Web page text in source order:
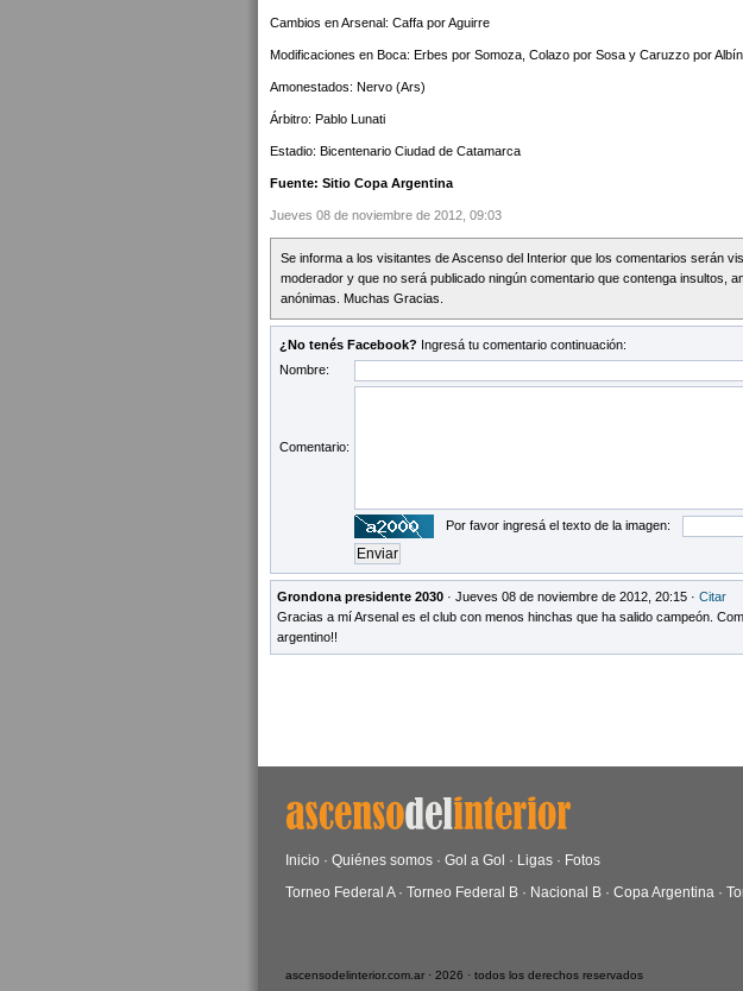
Cambios en Arsenal: Caffa por Aguirre
Modificaciones en Boca: Erbes por Somoza, Colazo por Sosa y Caruzzo por Albín
Amonestados: Nervo (Ars)
Árbitro: Pablo Lunati
Estadio: Bicentenario Ciudad de Catamarca
Fuente: Sitio Copa Argentina
Jueves 08 de noviembre de 2012, 09:03
Se informa a los visitantes de Ascenso del Interior que los comentarios serán
moderador y que no será publicado ningún comentario que contenga insultos,
anónimas. Muchas Gracias.
¿No tenés Facebook? Ingresá tu comentario continuación:
Nombre:
Comentario:
Por favor ingresá el texto de la imagen:
Grondona presidente 2030 · Jueves 08 de noviembre de 2012, 20:15 · Citar
Gracias a mí Arsenal es el club con menos hinchas que ha salido campeón.
argentino!!
Inicio · Quiénes somos · Gol a Gol · Ligas · Fotos
Torneo Federal A· Torneo Federal B · Nacional B · Copa Argentina ·
ascensodelinterior.com.ar · 2026 · todos los derechos reservados